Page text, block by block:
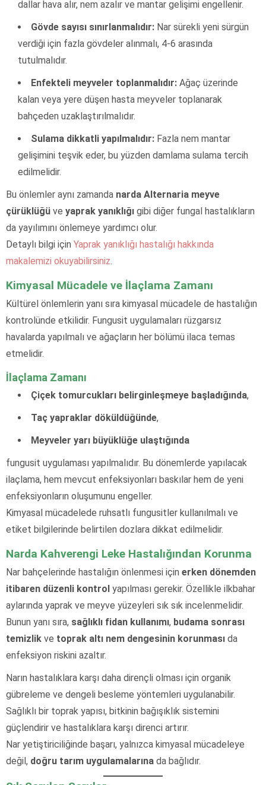
dallar hava alır, nem azalır ve mantar gelişimi engellenir.
Gövde sayısı sınırlanmalıdır: Nar sürekli yeni sürgün
verdiği için fazla gövdeler alınmalı, 4-6 arasında
tutulmalıdır.
Enfekteli meyveler toplanmalıdır: Ağaç üzerinde
kalan veya yere düşen hasta meyveler toplanarak
bahçeden uzaklaştırılmalıdır.
Sulama dikkatli yapılmalıdır: Fazla nem mantar
gelişimini teşvik eder, bu yüzden damlama sulama tercih
edilmelidir.
Bu önlemler aynı zamanda narda Alternaria meyve
çürüklüğü ve yaprak yanıklığı gibi diğer fungal hastalıkların
da yayılımını önlemeye yardımcı olur.
Detaylı bilgi için Yaprak yanıklığı hastalığı hakkında
makalemizi okuyabilirsiniz.
Kimyasal Mücadele ve İlaçlama Zamanı
Kültürel önlemlerin yanı sıra kimyasal mücadele de hastalığın
kontrolünde etkilidir. Fungusit uygulamaları rüzgarsız
havalarda yapılmalı ve ağaçların her bölümü ilaca temas
etmelidir.
İlaçlama Zamanı
Çiçek tomurcukları belirginleşmeye başladığında,
Taç yapraklar döküldüğünde,
Meyveler yarı büyüklüğe ulaştığında
fungusit uygulaması yapılmalıdır. Bu dönemlerde yapılacak
ilaçlama, hem mevcut enfeksiyonları baskılar hem de yeni
enfeksiyonların oluşumunu engeller.
Kimyasal mücadelede ruhsatlı fungusitler kullanılmalı ve
etiket bilgilerinde belirtilen dozlara dikkat edilmelidir.
Narda Kahverengi Leke Hastalığından Korunma
Nar bahçelerinde hastalığın önlenmesi için erken dönemden
itibaren düzenli kontrol yapılması gerekir. Özellikle ilkbahar
aylarında yaprak ve meyve yüzeyleri sık sık incelenmelidir.
Bunun yanı sıra, sağlıklı fidan kullanımı, budama sonrası
temizlik ve toprak altı nem dengesinin korunması da
enfeksiyon riskini azaltır.
Narın hastalıklara karşı daha dirençli olması için organik
gübreleme ve dengeli besleme yöntemleri uygulanabilir.
Sağlıklı bir toprak yapısı, bitkinin bağışıklık sistemini
güçlendirir ve hastalıklara karşı direnci artırır.
Nar yetiştiriciliğinde başarı, yalnızca kimyasal mücadeleye
değil, doğru tarım uygulamalarına da bağlıdır.